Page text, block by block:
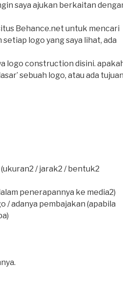
saya ajukan berkaitan
Behance.net untuk mencari
logo yang saya lihat, ada
logo construction disini.
sebuah logo, atau ada
/ jarak2 / bentuk2
penerapannya ke media2)
/ adanya pembajakan (apabila